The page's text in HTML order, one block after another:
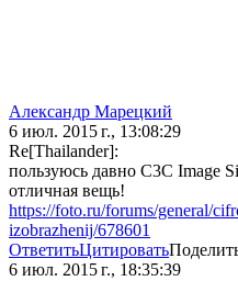
Александр Марецкий
6 июл. 2015 г., 13:08:29
Re[Thailander]:
пользуюсь давно C3C Image
отличная вещь!
https://foto.ru/forums/general/
izobrazhenij/678601
ОтветитьЦитировать
6 июл. 2015 г., 18:35:39